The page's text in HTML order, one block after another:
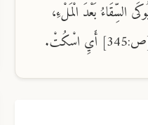
السِّقَاءُ بَعْدَ الْمَلْءِ،